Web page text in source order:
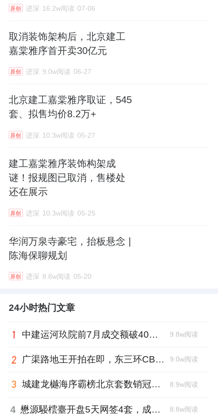
原创 进深 16.2w阅读 07-06
取消装饰架构后，北京建工
嘉棠雅序首开卖30亿元
原创 进深 9.0w阅读 06-27
北京建工嘉棠雅序取证，545
套、拟售均价8.2万+
原创 进深 10.3w阅读 05-27
建工嘉棠雅序装饰构架成
谜！报规图已取消，售楼处
还在展示
原创 进深 10.3w阅读 05-25
华润万泉寺豪宅，抬板悬念 |
陈海保聊规划
原创 进深 8.8w阅读 05-20
24小时热门文章
中建运河玖院前7月成交额破40亿，刘琨再拿一个单盘销冠 9.8w阅读
广渠路地王开拍在即，东三环CBD再迎“王炸” 9.0w阅读
城建龙樾海序霸榜北京套数销冠，少帅王鑫功不可没 8.9w阅读
4 懋源騴橒臺开盘5天网签4套，成交均价10万+ 8.8w阅读